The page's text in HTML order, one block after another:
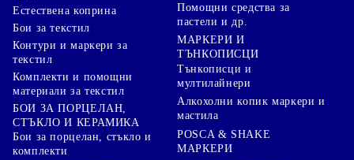
Естествена коприна
Бои за текстил
Контури и маркери за
текстил
Комплекти и помощни
материали за текстил
БОИ ЗА ПОРЦЕЛАН,
СТЪКЛО И КЕРАМИКА
Бои за порцелан, стъкло и
комплекти
Помощни средства за
пастели и др.
МАРКЕРИ И
ТЪНКОПИСЦИ
Тънкописци и
мултилайнери
Алкохолни копик маркери и
мастила
POSCA & SHAKE
МАРКЕРИ